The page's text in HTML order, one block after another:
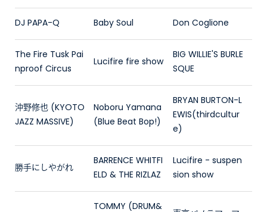
DJ PAPA-Q Baby Soul Don Coglione
The Fire Tusk Pai
nproof Circus
Lucifire fire show
BIG WILLIE'S BURLE
SQUE
沖野修也 (KYOTO
JAZZ MASSIVE)
Noboru Yamana
(Blue Beat Bop!)
BRYAN BURTON-L
EWIS(thirdcultur
e)
勝手にしやがれ
BARRENCE WHITFI
ELD & THE RIZLAZ
Lucifire - suspen
sion show
TOMMY (DRUM&